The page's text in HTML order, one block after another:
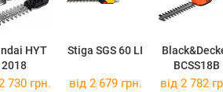
HYT
2018
Stiga SGS 60 LI
BCSS18B
730 грн. від 2 679 грн. від 2 782